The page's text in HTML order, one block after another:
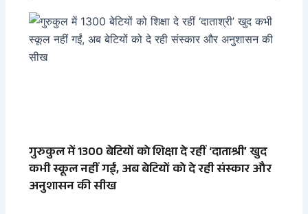
गुरुकुल में 1300 बेटियों को शिक्षा दे रहीं ‘दाताश्री’ खुद
कभी स्कूल नहीं गईं, अब बेटियों को दे रही संस्कार और
अनुशासन की सीख